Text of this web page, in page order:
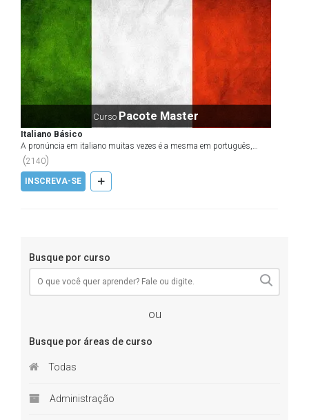
Curso Pacote Master
Italiano Básico
A pronúncia em italiano muitas vezes é a mesma em português,
apenas um pouco mais carregada, e é aí que se exige um...
(2140)
INSCREVA-SE +
Busque por curso
ou
Busque por áreas de curso
Todas
Administração